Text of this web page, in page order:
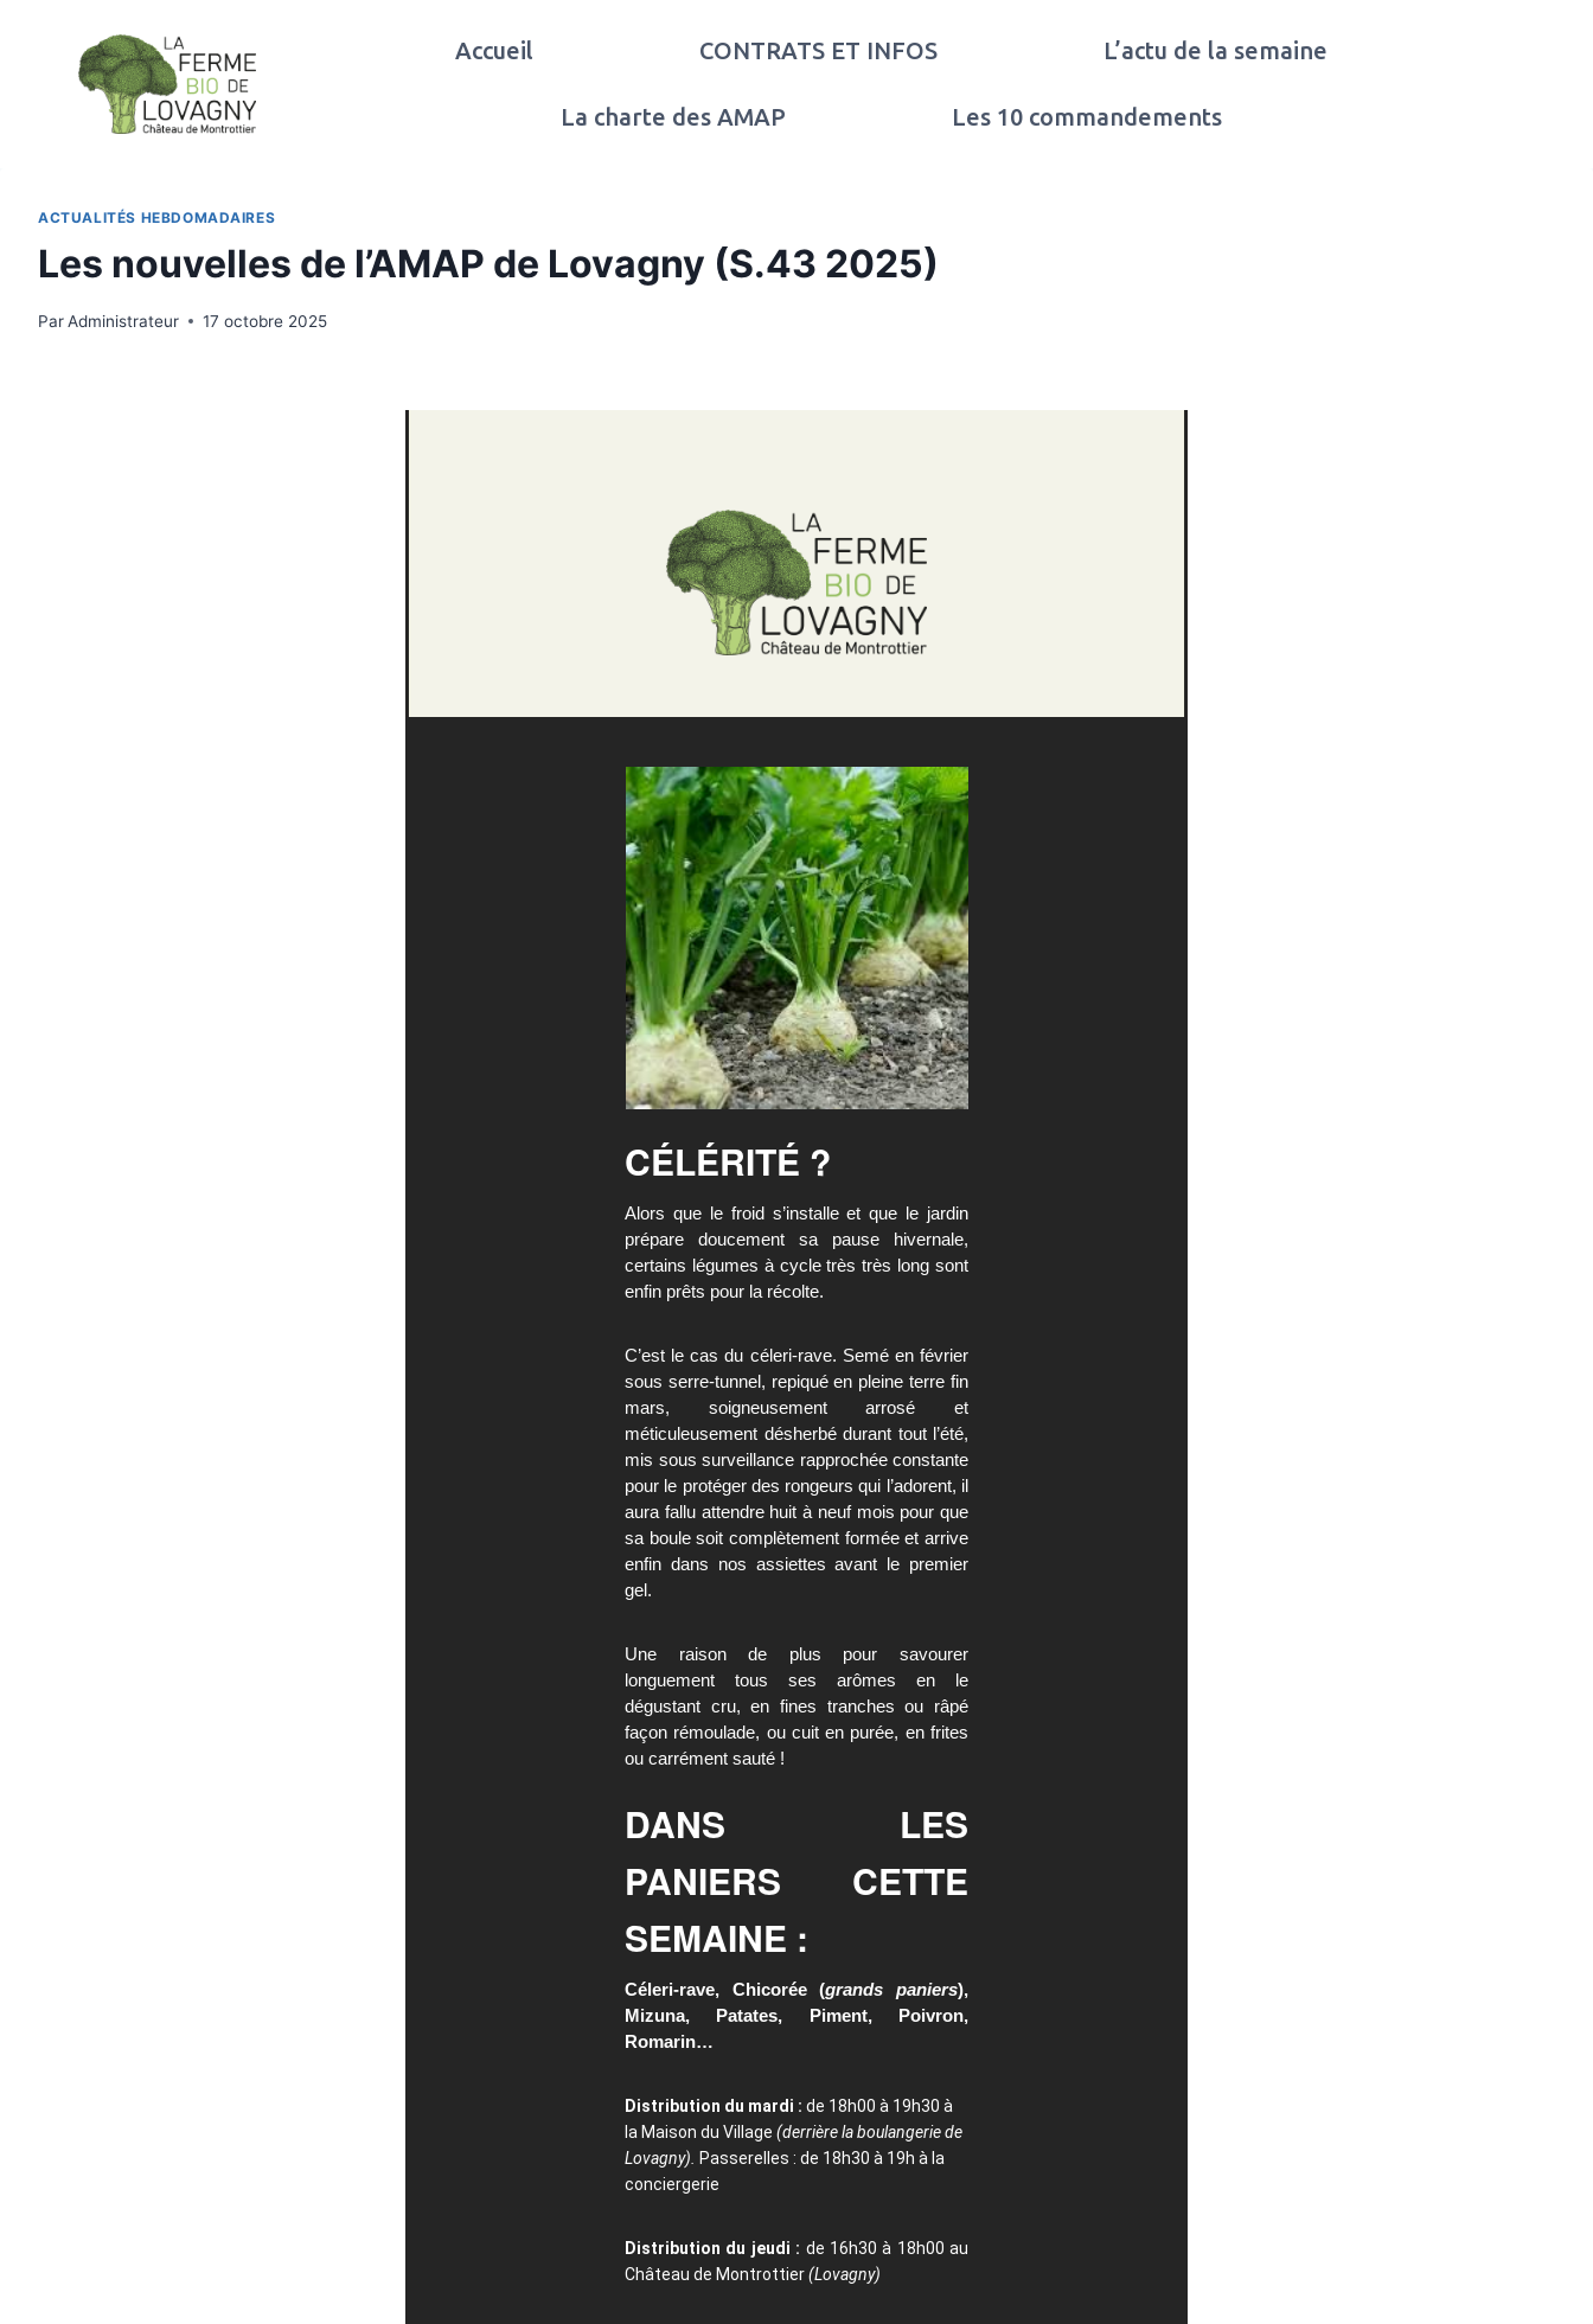
Accueil CONTRATS ET INFOS L’actu de la semaine
La charte des AMAP Les 10 commandements
ACTUALITÉS HEBDOMADAIRES
Les nouvelles de l’AMAP de Lovagny (S.43 2025)
ParAdministrateur 17 octobre 2025
CÉLÉRITÉ ?
Alors que le froid s’installe et que le jardin
prépare doucement sa pause hivernale,
certains légumes à cycle très très long sont
enfin prêts pour la récolte.
C’est le cas du céleri-rave. Semé en février
sous serre-tunnel, repiqué en pleine terre fin
mars, soigneusement arrosé et
méticuleusement désherbé durant tout l’été,
mis sous surveillance rapprochée constante
pour le protéger des rongeurs qui l’adorent, il
aura fallu attendre huit à neuf mois pour que
sa boule soit complètement formée et arrive
enfin dans nos assiettes avant le premier
gel.
Une raison de plus pour savourer
longuement tous ses arômes en le
dégustant cru, en fines tranches ou râpé
façon rémoulade, ou cuit en purée, en frites
ou carrément sauté !
DANS LES
PANIERS CETTE
SEMAINE :
Céleri-rave, Chicorée (grands paniers),
Mizuna, Patates, Piment, Poivron,
Romarin…
Distribution du mardi : de 18h00 à 19h30 à
la Maison du Village (derrière la boulangerie de
Lovagny). Passerelles : de 18h30 à 19h à la
conciergerie
Distribution du jeudi : de 16h30 à 18h00 au
Château de Montrottier(Lovagny)